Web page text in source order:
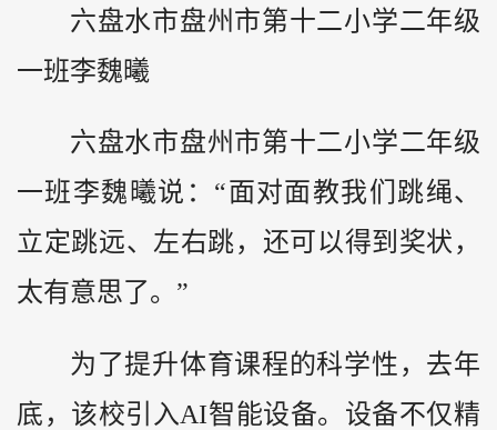
六盘水市盘州市第十二小学二年级
一班李魏曦
六盘水市盘州市第十二小学二年级
一班李魏曦说：“面对面教我们跳绳、
立定跳远、左右跳，还可以得到奖状，
太有意思了。”
为了提升体育课程的科学性，去年
底，该校引入AI智能设备。设备不仅精